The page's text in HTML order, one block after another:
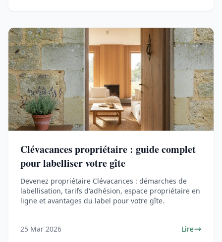
Clévacances propriétaire : guide complet
pour labelliser votre gîte
Devenez propriétaire Clévacances : démarches de
labellisation, tarifs d'adhésion, espace propriétaire en
ligne et avantages du label pour votre gîte.
25 Mar 2026 Lire